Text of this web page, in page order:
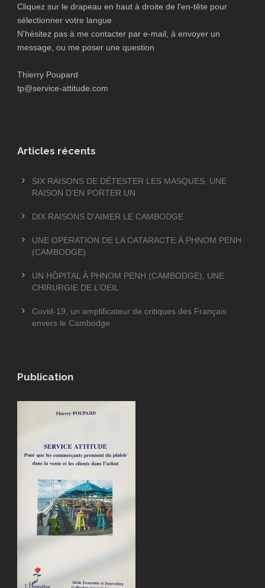
Cliquez sur le drapeau en haut à droite de l'en-tête pour
sélectionner votre langue
N'hésitez pas à me contacter par e-mail, à envoyer un
message, ou me poser une question
Thierry Poupard
tp@service-attitude.com
Articles récents
SIX RAISONS DE DÉTESTER LES MASQUES, UNE
RAISON D’EN PORTER UN
DIX RAISONS D’AIMER LE CAMBODGE
UNE OPÉRATION DE LA CATARACTE À PHNOM PENH
(CAMBODGE)
UN HÔPITAL À PHNOM PENH (CAMBODGE), UNE
CHIRURGIE DE L’OEIL
Covid-19, un amplificateur de critiques des Français
envers le Cambodge
Publication